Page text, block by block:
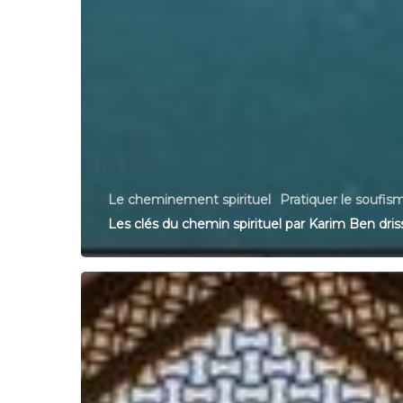
Le cheminement spirituel
Pratiquer le
Les clés du chemin spirituel par Karim Ben